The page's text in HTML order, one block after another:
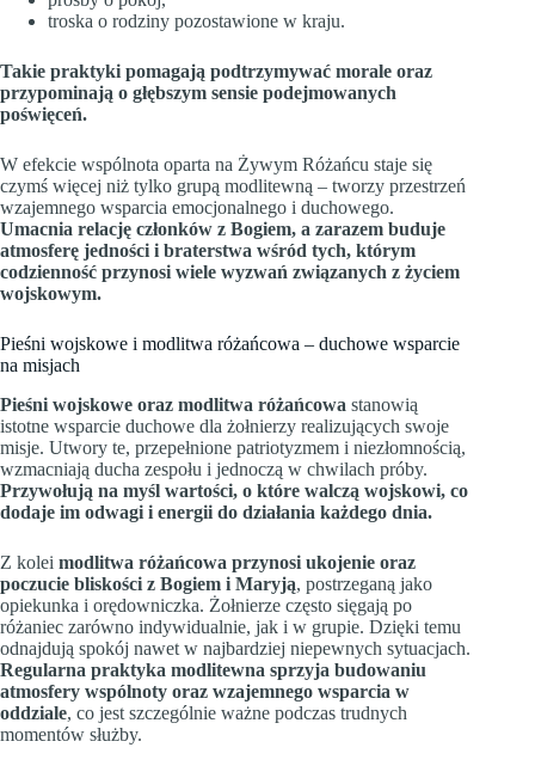
troska o rodziny pozostawione w kraju.
Takie praktyki pomagają podtrzymywać morale oraz
przypominają o głębszym sensie podejmowanych
poświęceń.
W efekcie wspólnota oparta na Żywym Różańcu staje się
czymś więcej niż tylko grupą modlitewną – tworzy przestrzeń
wzajemnego wsparcia emocjonalnego i duchowego.
Umacnia relację członków z Bogiem, a zarazem buduje
atmosferę jedności i braterstwa wśród tych, którym
codzienność przynosi wiele wyzwań związanych z życiem
wojskowym.
Pieśni wojskowe i modlitwa różańcowa – duchowe wsparcie
na misjach
Pieśni wojskowe oraz modlitwa różańcowa stanowią
istotne wsparcie duchowe dla żołnierzy realizujących swoje
misje. Utwory te, przepełnione patriotyzmem i niezłomnością,
wzmacniają ducha zespołu i jednoczą w chwilach próby.
Przywołują na myśl wartości, o które walczą wojskowi, co
dodaje im odwagi i energii do działania każdego dnia.
Z kolei modlitwa różańcowa przynosi ukojenie oraz
poczucie bliskości z Bogiem i Maryją, postrzeganą jako
opiekunka i orędowniczka. Żołnierze często sięgają po
różaniec zarówno indywidualnie, jak i w grupie. Dzięki temu
odnajdują spokój nawet w najbardziej niepewnych sytuacjach.
Regularna praktyka modlitewna sprzyja budowaniu
atmosfery wspólnoty oraz wzajemnego wsparcia w
oddziale, co jest szczególnie ważne podczas trudnych
momentów służby.